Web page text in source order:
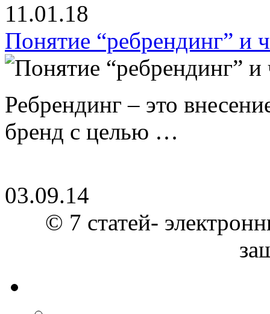
11.01.18
Понятие “ребрендинг” и
Ребрендинг – это
бренд с целью …
03.09.14
© 7 статей-